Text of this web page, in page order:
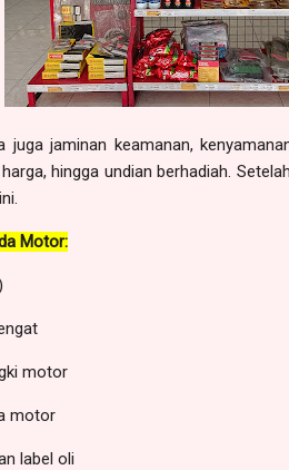
juga jaminan keamanan,
hingga undian berhadiah.
Motor:
motor
motor
label oli